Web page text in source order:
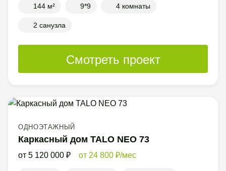
144 м² 9*9 4 комнаты
2 санузла
Смотреть проект
ОДНОЭТАЖНЫЙ
Каркасный дом TALO NEO 73
5 120 000 24 800 /мес